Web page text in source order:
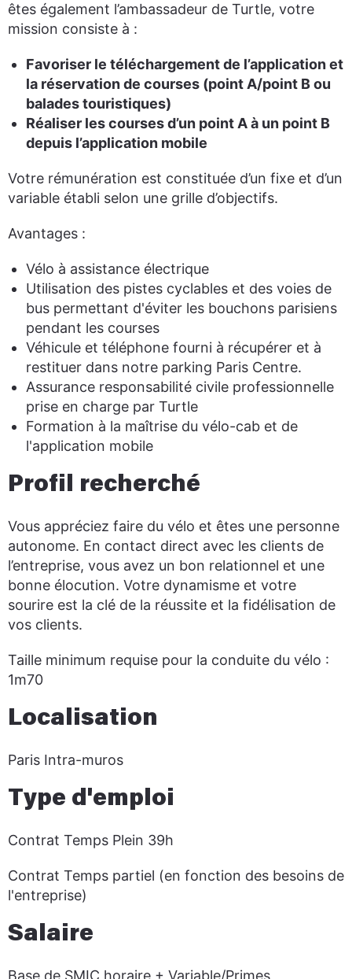
êtes également l’ambassadeur de Turtle, votre
mission consiste à :
Favoriser le téléchargement de l’application et
la réservation de courses (point A/point B ou
balades touristiques)
Réaliser les courses d’un point A à un point B
depuis l’application mobile
Votre rémunération est constituée d’un fixe et d’un
variable établi selon une grille d’objectifs.
Avantages :
Vélo à assistance électrique
Utilisation des pistes cyclables et des voies de
bus permettant d'éviter les bouchons parisiens
pendant les courses
Véhicule et téléphone fourni à récupérer et à
restituer dans notre parking Paris Centre.
Assurance responsabilité civile professionnelle
prise en charge par Turtle
Formation à la maîtrise du vélo-cab et de
l'application mobile
Profil recherché
Vous appréciez faire du vélo et êtes une personne
autonome. En contact direct avec les clients de
l’entreprise, vous avez un bon relationnel et une
bonne élocution. Votre dynamisme et votre
sourire est la clé de la réussite et la fidélisation de
vos clients.
Taille minimum requise pour la conduite du vélo :
1m70
Localisation
Paris Intra-muros
Type d'emploi
Contrat Temps Plein 39h
Contrat Temps partiel (en fonction des besoins de
l'entreprise)
Salaire
Base de SMIC horaire + Variable/Primes